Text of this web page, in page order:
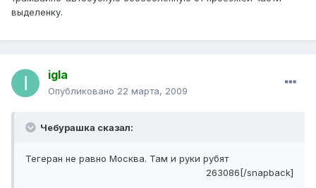
выделенку.
igla
Опубликовано 22 марта, 2009
Чебурашка сказал:
Тегеран не равно Москва. Там и руки рубят
263086[/snapback]